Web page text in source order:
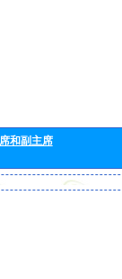
和副主席